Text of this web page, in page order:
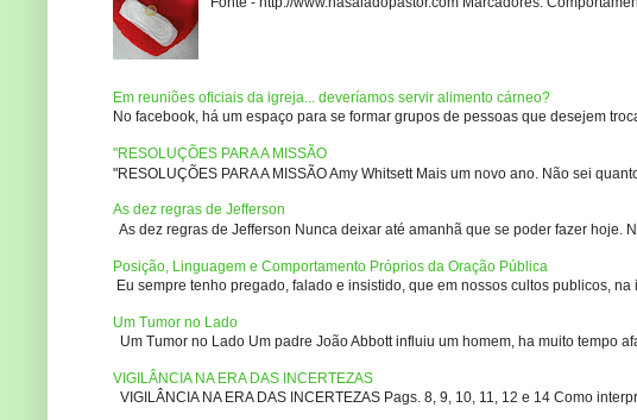
Em reuniões oficiais da igreja... deveríamos servir alimento cárneo?
No facebook, há um espaço para se formar grupos de pessoas que desejem
"RESOLUÇÕES PARA A MISSÃO
"RESOLUÇÕES PARA A MISSÃO Amy Whitsett Mais um novo ano. Não sei
As dez regras de Jefferson
As dez regras de Jefferson Nunca deixar até amanhã que se poder fazer hoje.
Posição, Linguagem e Comportamento Próprios da Oração Pública
Eu sempre tenho pregado, falado e insistido, que em nossos cultos publicos,
Um Tumor no Lado
Um Tumor no Lado Um padre João Abbott influiu um homem, ha muito tempo
VIGILÂNCIA NA ERA DAS INCERTEZAS
VIGILÂNCIA NA ERA DAS INCERTEZAS Pags. 8, 9, 10, 11, 12 e 14 Como